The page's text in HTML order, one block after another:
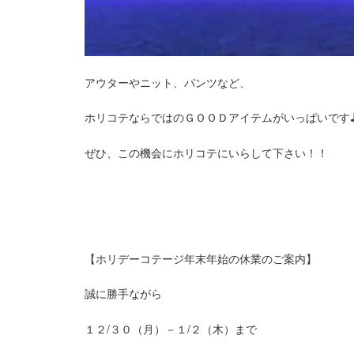
アウターやニット、パンツなど、
ホリコテならではのＧＯＯＤアイテムがいっぱいです
ぜひ、この機会にホリコテにいらして下さい！！
【ホリデーコテージ年末年始の休業のご案内】
誠に勝手ながら
１２/３０（月）－１/２（木）まで